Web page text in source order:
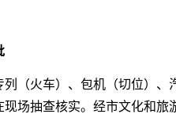
列（火车）、包机（切位）
场抽查核实。经市文化和